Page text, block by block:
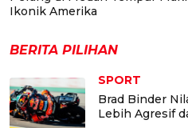
Ikonik Amerika
BERITA PILIHAN
SPORT
Brad Binder
Lebih Agresif